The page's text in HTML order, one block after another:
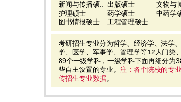
新闻与传播硕..
出版硕士 文物与
护理硕士
药学硕士 中药学
图书情报硕士
工程管理硕士
考研招生专业分为哲学、经济学、法学
学、医学、军事学、管理学等12大门类
89个一级学科，一级学科下面再细分为
些自主设置的专业。 注：各个院校的专
传招生专业数据。